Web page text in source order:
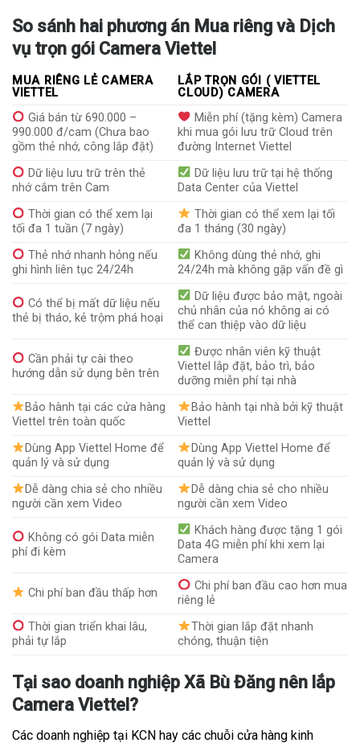
So sánh hai phương án Mua riêng và Dịch
vụ trọn gói Camera Viettel
MUA RIÊNG LẺ CAMERA
VIETTEL
LẮP TRỌN GÓI ( VIETTEL
CLOUD) CAMERA
Giá bán từ 690.000 –
990.000 đ/cam (Chưa bao
gồm thẻ nhớ, công lắp đặt)
Miễn phí (tặng kèm) Camera
khi mua gói lưu trữ Cloud trên
đường Internet Viettel
Dữ liệu lưu trữ trên thẻ
nhớ cắm trên Cam
Dữ liệu lưu trữ tại hệ thống
Data Center của Viettel
Thời gian có thể xem lại
tối đa 1 tuần (7 ngày)
Thời gian có thể xem lại tối
đa 1 tháng (30 ngày)
Thẻ nhớ nhanh hỏng nếu
ghi hình liên tục 24/24h
Không dùng thẻ nhớ, ghi
24/24h mà không gặp vấn đề gì
Có thể bị mất dữ liệu nếu
thẻ bị tháo, kẻ trộm phá hoại
Dữ liệu được bảo mật, ngoài
chủ nhân của nó không ai có
thể can thiệp vào dữ liệu
Cần phải tự cài theo
hướng dẫn sử dụng bên trên
Được nhân viên kỹ thuật
Viettel lắp đặt, bảo trì, bảo
dưỡng miễn phí tại nhà
Bảo hành tại các cửa hàng
Viettel trên toàn quốc
Bảo hành tại nhà bởi kỹ thuật
Viettel
Dùng App Viettel Home để
quản lý và sử dụng
Dùng App Viettel Home để
quản lý và sử dụng
Dễ dàng chia sẻ cho nhiều
người cần xem Video
Dễ dàng chia sẻ cho nhiều
người cần xem Video
Không có gói Data miễn
phí đi kèm
Khách hàng được tặng 1 gói
Data 4G miễn phí khi xem lại
Camera
Chi phí ban đầu thấp hơn
Chi phí ban đầu cao hơn mua
riêng lẻ
Thời gian triển khai lâu,
phải tự lắp
Thời gian lắp đặt nhanh
chóng, thuận tiện
Tại sao doanh nghiệp Xã Bù Đăng nên lắp
Camera Viettel?
Các doanh nghiệp tại KCN hay các chuỗi cửa hàng kinh